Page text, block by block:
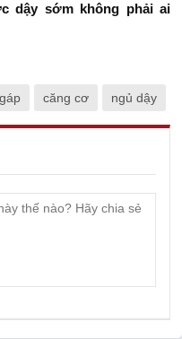
dậy sớm không phải ai
căng cơ ngủ dậy